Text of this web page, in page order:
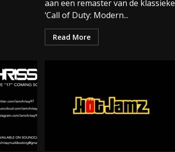
aan een remaster van de klassieke
‘Call of Duty: Modern...
Read More